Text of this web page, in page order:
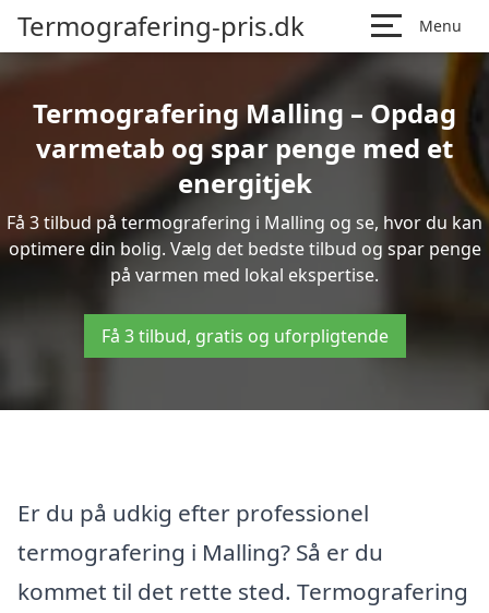
Termografering-pris.dk Menu
Termografering Malling – Opdag
varmetab og spar penge med et
energitjek
Få 3 tilbud på termografering i Malling og se, hvor du kan
optimere din bolig. Vælg det bedste tilbud og spar penge
på varmen med lokal ekspertise.
Få 3 tilbud, gratis og uforpligtende
Er du på udkig efter professionel
termografering i Malling? Så er du
kommet til det rette sted. Termografering